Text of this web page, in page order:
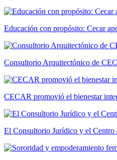
Educación con propósito: Cecar
Consultorio Arquitectónico de
CECAR promovió el bienestar
El Consultorio Jurídico y el Centro